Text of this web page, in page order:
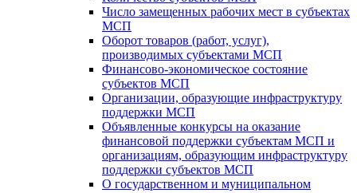
Число замещенных рабочих мест в субъектах
МСП
Оборот товаров (работ, услуг),
производимых субъектами МСП
Финансово-экономическое состояние
субъектов МСП
Организации, образующие инфраструктуру
поддержки МСП
Объявленные конкурсы на оказание
финансовой поддержки субъектам МСП и
организациям, образующим инфраструктуру
поддержки субъектов МСП
О государственном и муниципальном